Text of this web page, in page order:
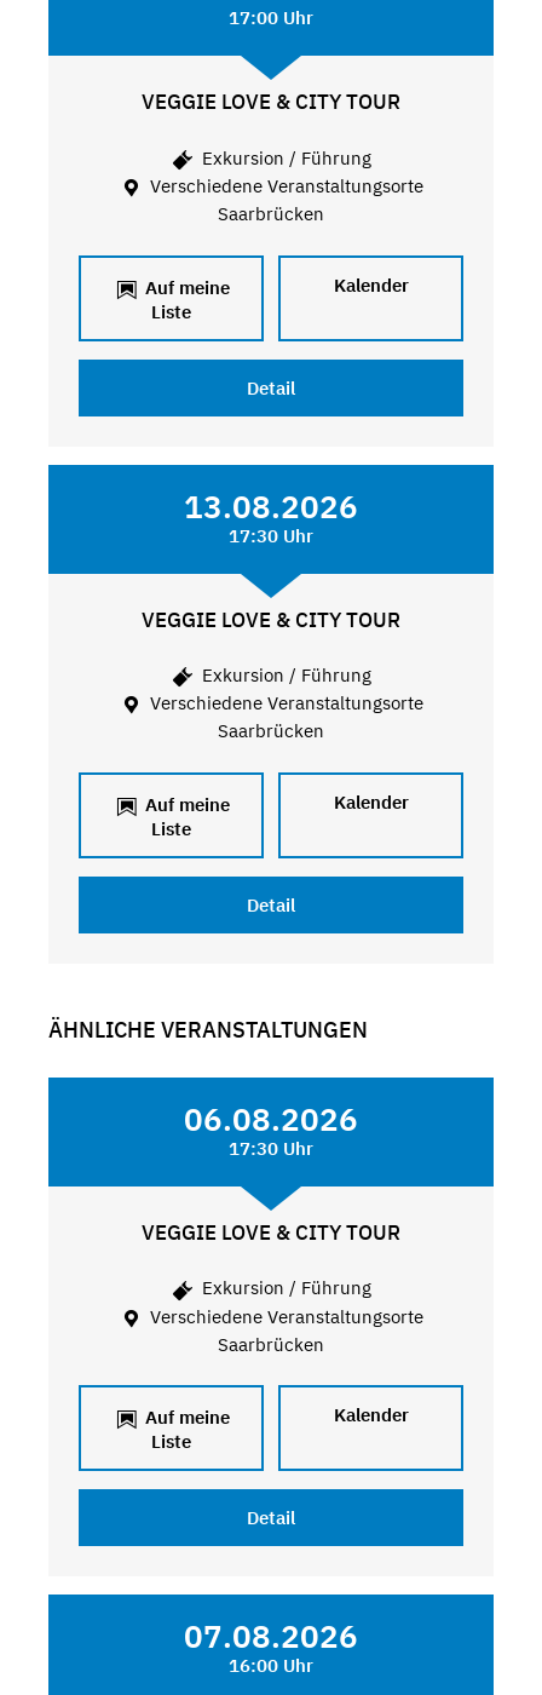
17:00 Uhr
VEGGIE LOVE & CITY TOUR
Exkursion / Führung
Verschiedene Veranstaltungsorte
Saarbrücken
Auf meine
Liste
Kalender
Detail
13.08.2026
17:30 Uhr
VEGGIE LOVE & CITY TOUR
Exkursion / Führung
Verschiedene Veranstaltungsorte
Saarbrücken
Auf meine
Liste
Kalender
Detail
ÄHNLICHE VERANSTALTUNGEN
06.08.2026
17:30 Uhr
VEGGIE LOVE & CITY TOUR
Exkursion / Führung
Verschiedene Veranstaltungsorte
Saarbrücken
Auf meine
Liste
Kalender
Detail
07.08.2026
16:00 Uhr